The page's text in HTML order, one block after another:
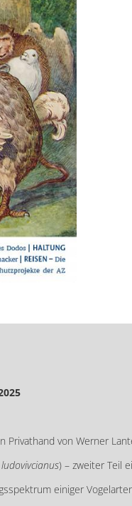
Privathand von Werner
) – zweiter Teil
einiger